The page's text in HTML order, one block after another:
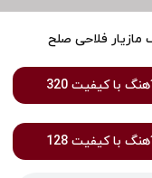
مازیار فلاحی صلح
با کیفیت 320
با کیفیت 128